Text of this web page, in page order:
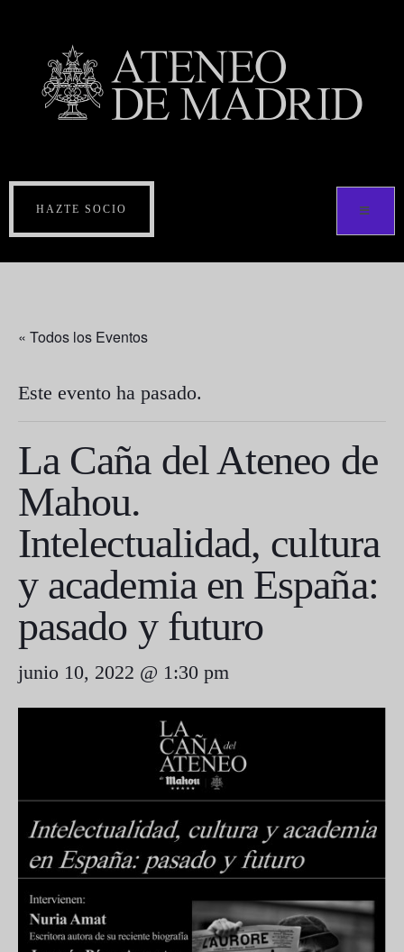
HAZTE SOCIO
« Todos los Eventos
Este evento ha pasado.
La Caña del Ateneo de
Mahou.
Intelectualidad, cultura
y academia en España:
pasado y futuro
junio 10, 2022 @ 1:30 pm